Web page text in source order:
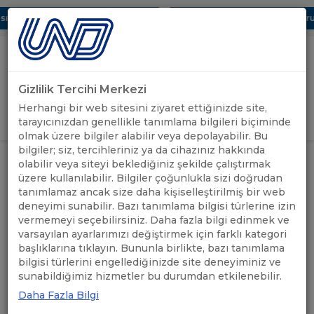
Dijital UBAK Bölümü Hakkında UND, Yunanistan Vize
Uluslararası Nakliyeciler Derneği
GİRİŞ YAP
ANASAYFA /
ÖNEMLİ
DUYURULAR
/
İRAN'DAN DİAPHORİNA CİTRİ’NİN
KONUKÇULARININ İTHALATI
HAKKINDA BİLGİLENDİRME
İRAN'DAN DİAPHORİNA
CİTRİ’NİN KONUKÇULARININ
İTHALATI HAKKINDA
BİLGİLENDİRME
Gizlilik Tercihi Merkezi
Herhangi bir web sitesini ziyaret ettiğinizde site,
tarayıcınızdan genellikle tanımlama bilgileri biçiminde
olmak üzere bilgiler alabilir veya depolayabilir. Bu
bilgiler; siz, tercihleriniz ya da cihazınız hakkında
olabilir veya siteyi beklediğiniz şekilde çalıştırmak
üzere kullanılabilir. Bilgiler çoğunlukla sizi doğrudan
tanımlamaz ancak size daha kişiselleştirilmiş bir web
deneyimi sunabilir. Bazı tanımlama bilgisi türlerine izin
vermemeyi seçebilirsiniz. Daha fazla bilgi edinmek ve
varsayılan ayarlarımızı değiştirmek için farklı kategori
başlıklarına tıklayın. Bununla birlikte, bazı tanımlama
bilgisi türlerini engellediğinizde site deneyiminiz ve
sunabildiğimiz hizmetler bu durumdan etkilenebilir.
Daha Fazla Bilgi